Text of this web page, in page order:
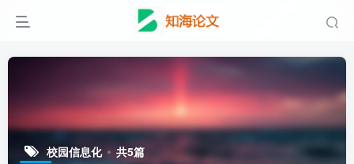
校园信息化 共5篇